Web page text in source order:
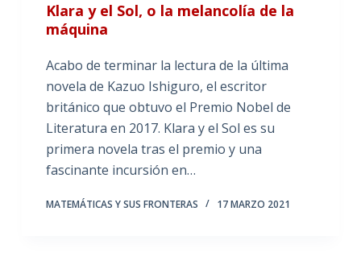
Klara y el Sol, o la melancolía de la
máquina
Acabo de terminar la lectura de la última
novela de Kazuo Ishiguro, el escritor
británico que obtuvo el Premio Nobel de
Literatura en 2017. Klara y el Sol es su
primera novela tras el premio y una
fascinante incursión en…
MATEMÁTICAS Y SUS FRONTERAS 17 MARZO 2021